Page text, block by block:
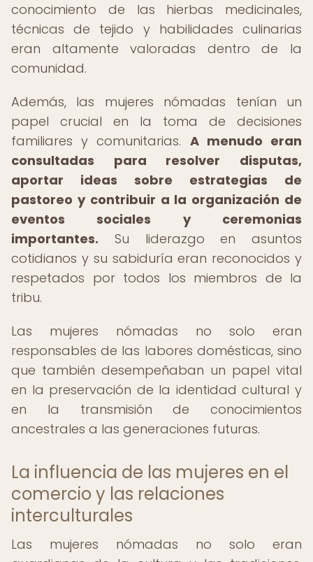
conocimiento de las hierbas medicinales,
técnicas de tejido y habilidades culinarias
eran altamente valoradas dentro de la
comunidad.
Además, las mujeres nómadas tenían un
papel crucial en la toma de decisiones
familiares y comunitarias. A menudo eran
consultadas para resolver disputas,
aportar ideas sobre estrategias de
pastoreo y contribuir a la organización de
eventos sociales y ceremonias
importantes. Su liderazgo en asuntos
cotidianos y su sabiduría eran reconocidos y
respetados por todos los miembros de la
tribu.
Las mujeres nómadas no solo eran
responsables de las labores domésticas, sino
que también desempeñaban un papel vital
en la preservación de la identidad cultural y
en la transmisión de conocimientos
ancestrales a las generaciones futuras.
La influencia de las mujeres en el
comercio y las relaciones
interculturales
Las mujeres nómadas no solo eran